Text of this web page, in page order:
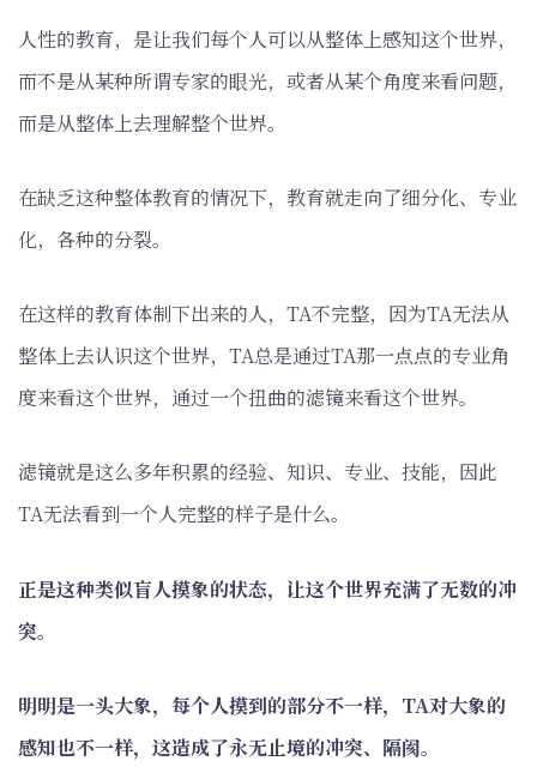
人性的教育，是让我们每个人可以从整体上感知这个世界，
而不是从某种所谓专家的眼光，或者从某个角度来看问题，
而是从整体上去理解整个世界。
在缺乏这种整体教育的情况下，教育就走向了细分化、专业
化，各种的分裂。
在这样的教育体制下出来的人，TA不完整，因为TA无法从
整体上去认识这个世界，TA总是通过TA那一点点的专业角
度来看这个世界，通过一个扭曲的滤镜来看这个世界。
滤镜就是这么多年积累的经验、知识、专业、技能，因此
TA无法看到一个人完整的样子是什么。
正是这种类似盲人摸象的状态，让这个世界充满了无数的冲
突。
明明是一头大象，每个人摸到的部分不一样，TA对大象的
感知也不一样，这造成了永无止境的冲突、隔阂。